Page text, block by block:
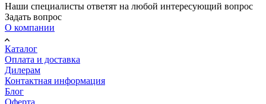
Наши специалисты ответят на любой интересующий вопрос
Задать вопрос
О компании
Каталог
Оплата и доставка
Дилерам
Контактная информация
Блог
Оферта